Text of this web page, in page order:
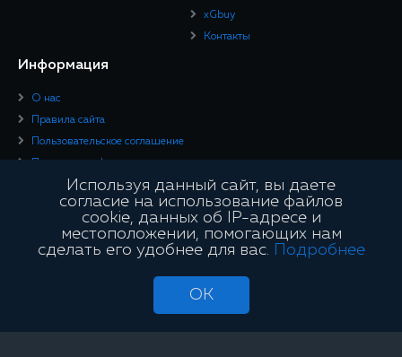
xGbuy
Контакты
Информация
О нас
Правила сайта
Пользовательское соглашение
Политика конфиденциальности
Юридическая информация
Подписывайтесь
Сайт является информационным и не занимается проведением азартных
Используя данный сайт, вы даете
согласие на использование файлов
cookie, данных об IP-адресе и
местоположении, помогающих нам
сделать его удобнее для вас.
Подробнее
OK